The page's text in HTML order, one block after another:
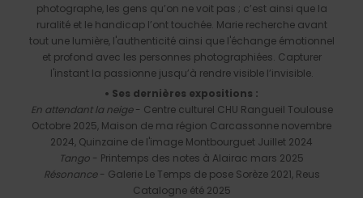
photographe, les gens qu’on ne voit pas ; c’est ainsi que la
ruralité et le handicap l’ont touchée. Marie recherche avant
tout une lumière, l'authenticité ainsi que l'échange émotionnel
et profond avec les personnes photographiées. Capturer
l'instant la passionne jusqu’à rendre visible l’invisible.
• Ses dernières expositions :
En attendant la neige- Centre culturel CHU Rangueil Toulouse
Octobre 2025, Maison de ma région Carcassonne novembre
2024, Quinzaine de l'image Montbourguet Juillet 2024
Tango - Printemps des notes à Alairac mars 2025
Résonance- Galerie Le Temps de pose Sorèze 2021, Reus
Catalogne été 2025